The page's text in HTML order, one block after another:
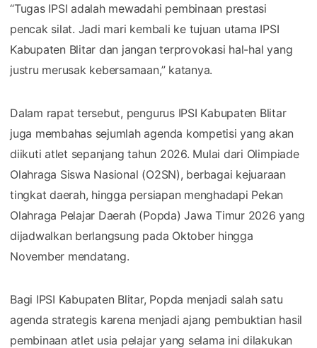
“Tugas IPSI adalah mewadahi pembinaan prestasi
pencak silat. Jadi mari kembali ke tujuan utama IPSI
Kabupaten Blitar dan jangan terprovokasi hal-hal yang
justru merusak kebersamaan,” katanya.
Dalam rapat tersebut, pengurus IPSI Kabupaten Blitar
juga membahas sejumlah agenda kompetisi yang akan
diikuti atlet sepanjang tahun 2026. Mulai dari Olimpiade
Olahraga Siswa Nasional (O2SN), berbagai kejuaraan
tingkat daerah, hingga persiapan menghadapi Pekan
Olahraga Pelajar Daerah (Popda) Jawa Timur 2026 yang
dijadwalkan berlangsung pada Oktober hingga
November mendatang.
Bagi IPSI Kabupaten Blitar, Popda menjadi salah satu
agenda strategis karena menjadi ajang pembuktian hasil
pembinaan atlet usia pelajar yang selama ini dilakukan